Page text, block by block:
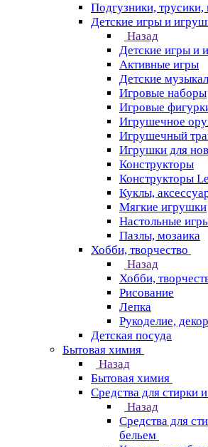
Подгузники, трусики,
Детские игры и
Назад
Детские игры и
Активные игры
Детские
Игровые наборы
Игровые
Игрушечное
Игрушечный
Игрушки для
Конструкторы
Конструкторы
Куклы,
Мягкие игрушки
Настольные
Пазлы, мозаика
Хобби, творчество
Назад
Хобби,
Рисование
Лепка
Рукоделие,
Детская посуда
Бытовая химия
Назад
Бытовая химия
Средства для стирки
Назад
Средства для
бельем